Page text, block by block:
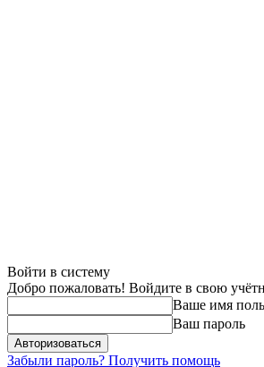
Войти в систему
Добро пожаловать! Войдите в свою
Ваше имя
Ваш пароль
Забыли пароль? Получить помощь